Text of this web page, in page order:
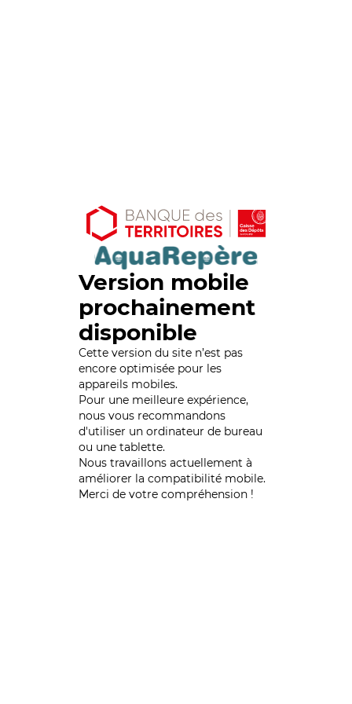
Version mobile
prochainement
disponible
Cette version du site n’est pas
encore optimisée pour les
appareils mobiles.
Pour une meilleure expérience,
nous vous recommandons
d'utiliser un ordinateur de bureau
ou une tablette.
Nous travaillons actuellement à
améliorer la compatibilité mobile.
Merci de votre compréhension !